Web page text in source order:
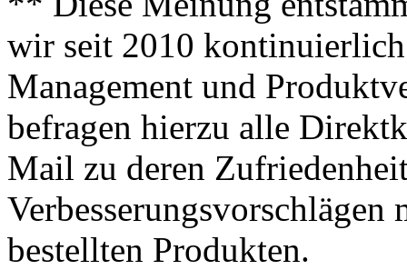
wir seit 2010
Management und
befragen hierzu alle
Mail zu deren
bestellten Produkten.